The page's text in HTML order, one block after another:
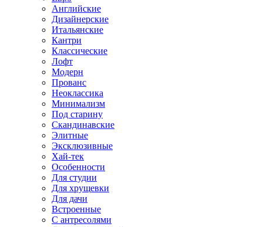
Английские
Дизайнерские
Итальянские
Кантри
Классические
Лофт
Модерн
Прованс
Неоклассика
Минимализм
Под старину
Скандинавские
Элитные
Эксклюзивные
Хай-тек
Особенности
Для студии
Для хрущевки
Для дачи
Встроенные
С антресолями